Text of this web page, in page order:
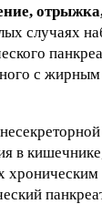
случаях
с
в